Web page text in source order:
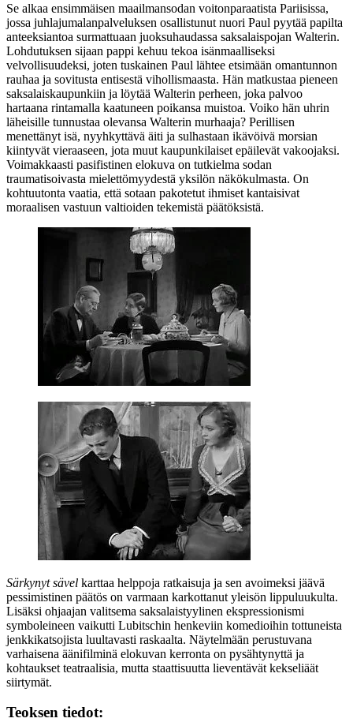
Se alkaa ensimmäisen maailmansodan voitonparaatista Pariisissa,
jossa juhlajumalanpalveluksen osallistunut nuori Paul pyytää papilta
anteeksiantoa surmattuaan juoksuhaudassa saksalaispojan Walterin.
Lohdutuksen sijaan pappi kehuu tekoa isänmaalliseksi
velvollisuudeksi, joten tuskainen Paul lähtee etsimään omantunnon
rauhaa ja sovitusta entisestä vihollismaasta. Hän matkustaa pieneen
saksalaiskaupunkiin ja löytää Walterin perheen, joka palvoo
hartaana rintamalla kaatuneen poikansa muistoa. Voiko hän uhrin
läheisille tunnustaa olevansa Walterin murhaaja? Perillisen
menettänyt isä, nyyhkyttävä äiti ja sulhastaan ikävöivä morsian
kiintyvät vieraaseen, jota muut kaupunkilaiset epäilevät vakoojaksi.
Voimakkaasti pasifistinen elokuva on tutkielma sodan
traumatisoivasta mielettömyydestä yksilön näkökulmasta. On
kohtuutonta vaatia, että sotaan pakotetut ihmiset kantaisivat
moraalisen vastuun valtioiden tekemistä päätöksistä.
Särkynyt sävel karttaa helppoja ratkaisuja ja sen avoimeksi jäävä
pessimistinen päätös on varmaan karkottanut yleisön lippuluukulta.
Lisäksi ohjaajan valitsema saksalaistyylinen ekspressionismi
symboleineen vaikutti Lubitschin henkeviin komedioihin tottuneista
jenkkikatsojista luultavasti raskaalta. Näytelmään perustuvana
varhaisena äänifilminä elokuvan kerronta on pysähtynyttä ja
kohtaukset teatraalisia, mutta staattisuutta lieventävät kekseliäät
siirtymät.
Teoksen tiedot: